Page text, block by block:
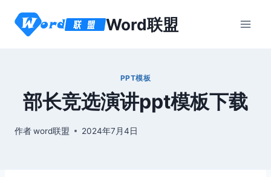
Word联盟
PPT模板
部长竞选演讲ppt模板下载
作者word联盟 2024年7月4日